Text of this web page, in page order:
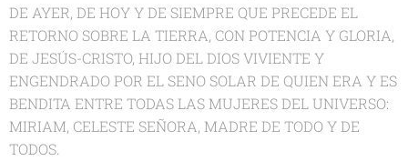
DE AYER, DE HOY Y DE SIEMPRE QUE PRECEDE EL
RETORNO SOBRE LA TIERRA, CON POTENCIA Y GLORIA,
DE JESÚS-CRISTO, HIJO DEL DIOS VIVIENTE Y
ENGENDRADO POR EL SENO SOLAR DE QUIEN ERA Y ES
BENDITA ENTRE TODAS LAS MUJERES DEL UNIVERSO:
MIRIAM, CELESTE SEÑORA, MADRE DE TODO Y DE
TODOS.